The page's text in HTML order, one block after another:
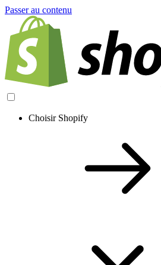
Passer au contenu
Choisir Shopify